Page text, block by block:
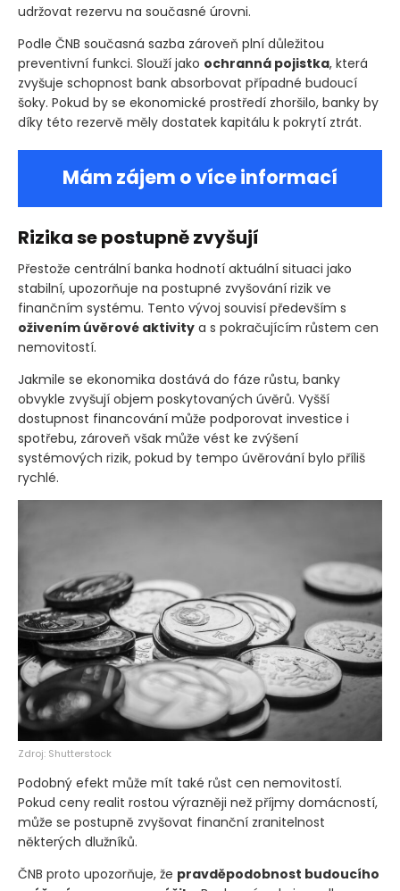
udržovat rezervu na současné úrovni.
Podle ČNB současná sazba zároveň plní důležitou
preventivní funkci. Slouží jako ochranná pojistka, která
zvyšuje schopnost bank absorbovat případné budoucí
šoky. Pokud by se ekonomické prostředí zhoršilo, banky by
díky této rezervě měly dostatek kapitálu k pokrytí ztrát.
Mám zájem o více informací
Rizika se postupně zvyšují
Přestože centrální banka hodnotí aktuální situaci jako
stabilní, upozorňuje na postupné zvyšování rizik ve
finančním systému. Tento vývoj souvisí především s
oživením úvěrové aktivity a s pokračujícím růstem cen
nemovitostí.
Jakmile se ekonomika dostává do fáze růstu, banky
obvykle zvyšují objem poskytovaných úvěrů. Vyšší
dostupnost financování může podporovat investice i
spotřebu, zároveň však může vést ke zvýšení
systémových rizik, pokud by tempo úvěrování bylo příliš
rychlé.
Zdroj: Shutterstock
Podobný efekt může mít také růst cen nemovitostí.
Pokud ceny realit rostou výrazněji než příjmy domácností,
může se postupně zvyšovat finanční zranitelnost
některých dlužníků.
ČNB proto upozorňuje, že pravděpodobnost budoucího